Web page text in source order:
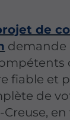
de
demande
fiable et
de
Creuse,